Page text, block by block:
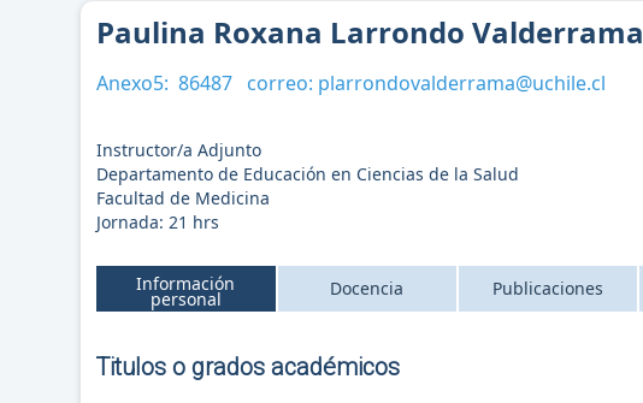
Paulina Roxana Larrondo Valderrama
Anexo5:86487 correo: plarrondovalderrama@uchile.cl
Instructor/a Adjunto
Departamento de Educación en Ciencias de la Salud
Facultad de Medicina
Jornada: 21 hrs
Información
personal Docencia Publicaciones
Titulos o grados académicos